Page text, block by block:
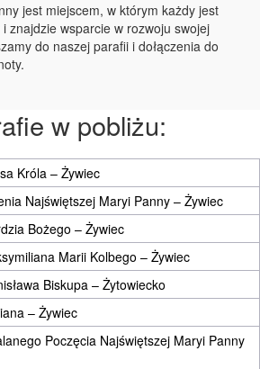
jest miejscem, w którym każdy jest
znajdzie wsparcie w rozwoju swojej
do naszej parafii i dołączenia do
w pobliżu:
Króla – Żywiec
Najświętszej Maryi Panny – Żywiec
Bożego – Żywiec
Marii Kolbego – Żywiec
Biskupa – Żytowiecko
– Żywiec
Poczęcia Najświętszej Maryi Panny